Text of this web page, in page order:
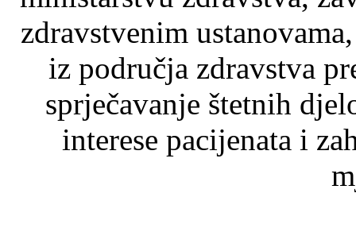
zdravstvenim
iz područja zdravstva
sprječavanje štetnih
interese pacijenata i